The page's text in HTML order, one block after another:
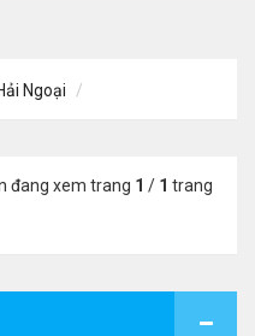
Ngoại
đang xem trang 1 / 1 trang